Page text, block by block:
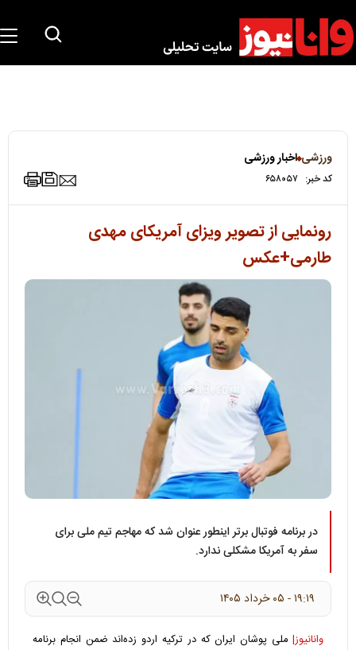
ورزشی اخبار ورزشی
کد خبر: ۶۵۸۰۵۷
رونمایی از تصویر ویزای آمریکای مهدی
طارمی+عکس
در برنامه فوتبال برتر اینطور عنوان شد که مهاجم تیم ملی برای
سفر به آمریکا مشکلی ندارد.
۱۹:۱۹ - ۰۵ خرداد ۱۴۰۵
وانانیوز| ملی پوشان ایران که در ترکیه اردو زده‌اند ضمن انجام برنامه